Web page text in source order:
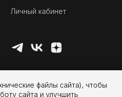
файлы сайта), чтобы
сайта и улучшить
Личный кабинет